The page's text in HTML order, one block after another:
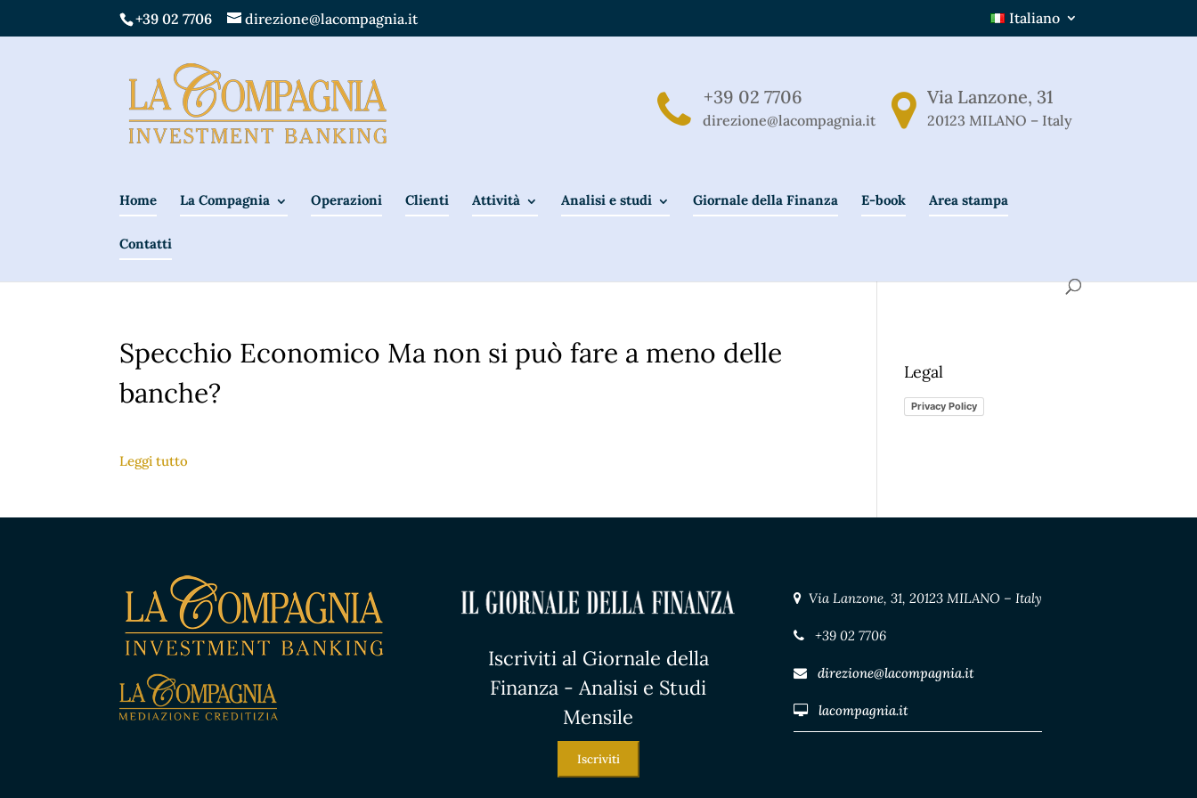
+39 02 7706 direzione@lacompagnia.it Italiano
+39 02 7706
direzione@lacompagnia.it
Via Lanzone, 31
20123 MILANO – Italy
Home La Compagnia Operazioni Clienti Attività Analisi e studi Giornale della Finanza E-book Area stampa
Contatti
Specchio Economico Ma non si può fare a meno delle
banche?
Leggi tutto
Legal
Privacy Policy
Iscriviti al Giornale della
Finanza - Analisi e Studi
Mensile
Iscriviti
Via Lanzone, 31, 20123 MILANO – Italy
+39 02 7706
direzione@lacompagnia.it
lacompagnia.it